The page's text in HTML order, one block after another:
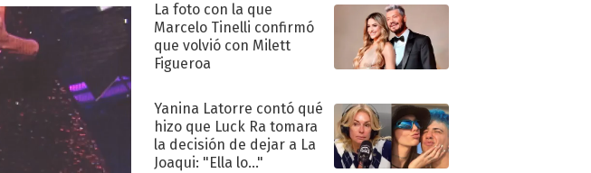
La foto con la que
Marcelo Tinelli confirmó
que volvió con Milett
Figueroa
Yanina Latorre contó qué
hizo que Luck Ra tomara
la decisión de dejar a La
Joaqui: "Ella lo..."